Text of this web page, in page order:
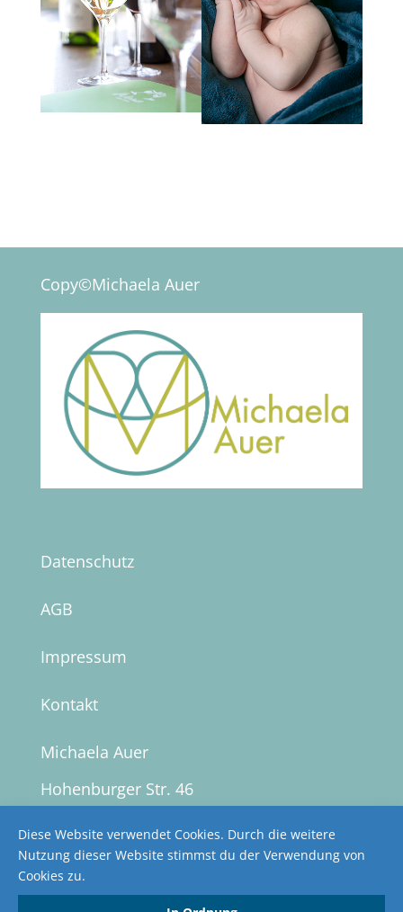
Copy©Michaela Auer
Datenschutz
AGB
Impressum
Kontakt
Michaela Auer
Hohenburger Str. 46
92280 Kastl
0177 – 7 26 28 38
Diese Website verwendet Cookies. Durch die weitere
Nutzung dieser Website stimmst du der Verwendung von
Cookies zu.